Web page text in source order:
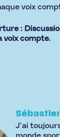
voix
:
voix compte.
J’ai